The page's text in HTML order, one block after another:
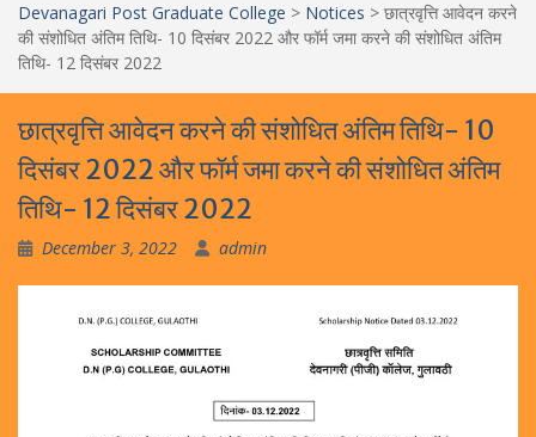
Devanagari Post Graduate College > Notices > छात्रवृत्ति आवेदन करने
की संशोधित अंतिम तिथि- 10 दिसंबर 2022 और फॉर्म जमा करने की संशोधित अंतिम
तिथि- 12 दिसंबर 2022
छात्रवृत्ति आवेदन करने की संशोधित अंतिम तिथि- 10
दिसंबर 2022 और फॉर्म जमा करने की संशोधित अंतिम
तिथि- 12 दिसंबर 2022
December 3, 2022 admin